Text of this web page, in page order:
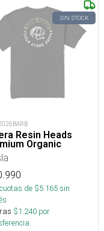
SIN STOCK
Resin Heads
Organic
cuotas de $5.165sin
$1.240 por